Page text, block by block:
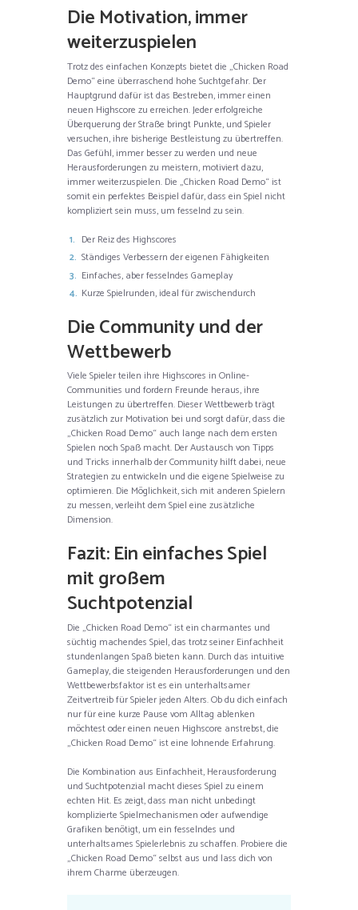
Die Motivation, immer
weiterzuspielen
Trotz des einfachen Konzepts bietet die „Chicken Road
Demo“ eine überraschend hohe Suchtgefahr. Der
Hauptgrund dafür ist das Bestreben, immer einen
neuen Highscore zu erreichen. Jeder erfolgreiche
Überquerung der Straße bringt Punkte, und Spieler
versuchen, ihre bisherige Bestleistung zu übertreffen.
Das Gefühl, immer besser zu werden und neue
Herausforderungen zu meistern, motiviert dazu,
immer weiterzuspielen. Die „Chicken Road Demo“ ist
somit ein perfektes Beispiel dafür, dass ein Spiel nicht
kompliziert sein muss, um fesselnd zu sein.
Der Reiz des Highscores
Ständiges Verbessern der eigenen Fähigkeiten
Einfaches, aber fesselndes Gameplay
Kurze Spielrunden, ideal für zwischendurch
Die Community und der
Wettbewerb
Viele Spieler teilen ihre Highscores in Online-
Communities und fordern Freunde heraus, ihre
Leistungen zu übertreffen. Dieser Wettbewerb trägt
zusätzlich zur Motivation bei und sorgt dafür, dass die
„Chicken Road Demo“ auch lange nach dem ersten
Spielen noch Spaß macht. Der Austausch von Tipps
und Tricks innerhalb der Community hilft dabei, neue
Strategien zu entwickeln und die eigene Spielweise zu
optimieren. Die Möglichkeit, sich mit anderen Spielern
zu messen, verleiht dem Spiel eine zusätzliche
Dimension.
Fazit: Ein einfaches Spiel
mit großem
Suchtpotenzial
Die „Chicken Road Demo“ ist ein charmantes und
süchtig machendes Spiel, das trotz seiner Einfachheit
stundenlangen Spaß bieten kann. Durch das intuitive
Gameplay, die steigenden Herausforderungen und den
Wettbewerbsfaktor ist es ein unterhaltsamer
Zeitvertreib für Spieler jeden Alters. Ob du dich einfach
nur für eine kurze Pause vom Alltag ablenken
möchtest oder einen neuen Highscore anstrebst, die
„Chicken Road Demo“ ist eine lohnende Erfahrung.
Die Kombination aus Einfachheit, Herausforderung
und Suchtpotenzial macht dieses Spiel zu einem
echten Hit. Es zeigt, dass man nicht unbedingt
komplizierte Spielmechanismen oder aufwendige
Grafiken benötigt, um ein fesselndes und
unterhaltsames Spielerlebnis zu schaffen. Probiere die
„Chicken Road Demo“ selbst aus und lass dich von
ihrem Charme überzeugen.